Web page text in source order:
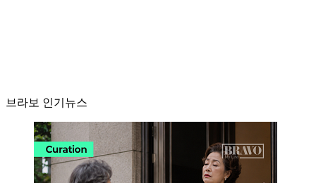
브라보 인기뉴스